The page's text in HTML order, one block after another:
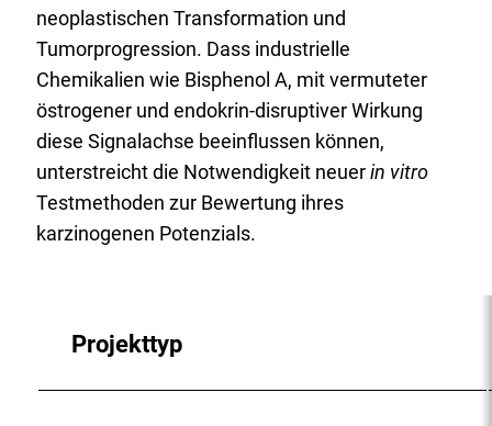
neoplastischen Transformation und
Tumorprogression. Dass industrielle
Chemikalien wie Bisphenol A, mit vermuteter
östrogener und endokrin-disruptiver Wirkung
diese Signalachse beeinflussen können,
unterstreicht die Notwendigkeit neuerin vitro
Testmethoden zur Bewertung ihres
karzinogenen Potenzials.
Projekttyp